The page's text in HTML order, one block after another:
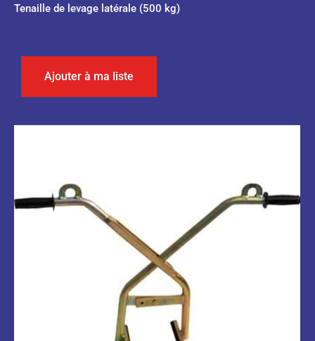
Tenaille de levage latérale (500 kg)
Ajouter à ma liste